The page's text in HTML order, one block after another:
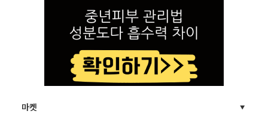
마켓